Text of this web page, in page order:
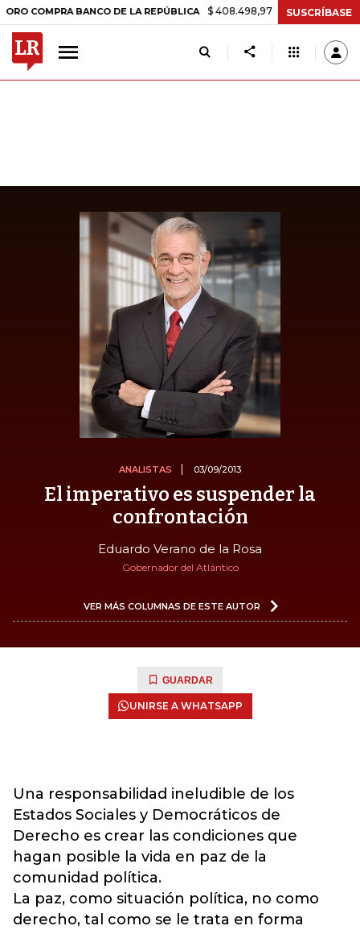
BANCO DE LA REPÚBLICA $ 408.498,97 +$ 8.753,81 +2,19%
SUSCRÍBASE
ANALISTAS 03/09/2013
El imperativo es suspender la
confrontación
Eduardo Verano de la Rosa
Gobernador del Atlántico
VER MÁS COLUMNAS DE ESTE AUTOR
GUARDAR
UNIRSE A WHATSAPP
Una responsabilidad ineludible de los
Estados Sociales y Democráticos de
Derecho es crear las condiciones que
hagan posible la vida en paz de la
comunidad política.
La paz, como situación política, no como
derecho, tal como se le trata en forma